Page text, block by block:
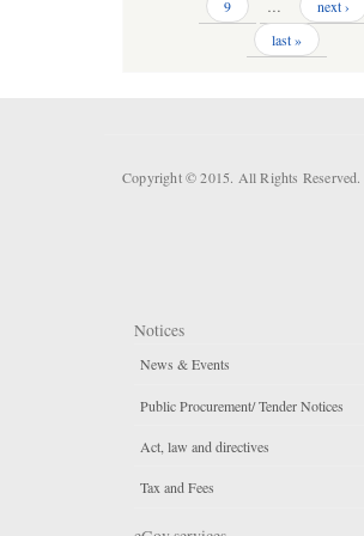
9
…
next ›
last »
Copyright © 2015. All Rights Reserved.
Notices
News & Events
Public Procurement/ Tender Notices
Act, law and directives
Tax and Fees